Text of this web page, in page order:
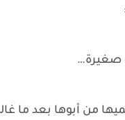
صغيرة…
من أبوها بعد ما